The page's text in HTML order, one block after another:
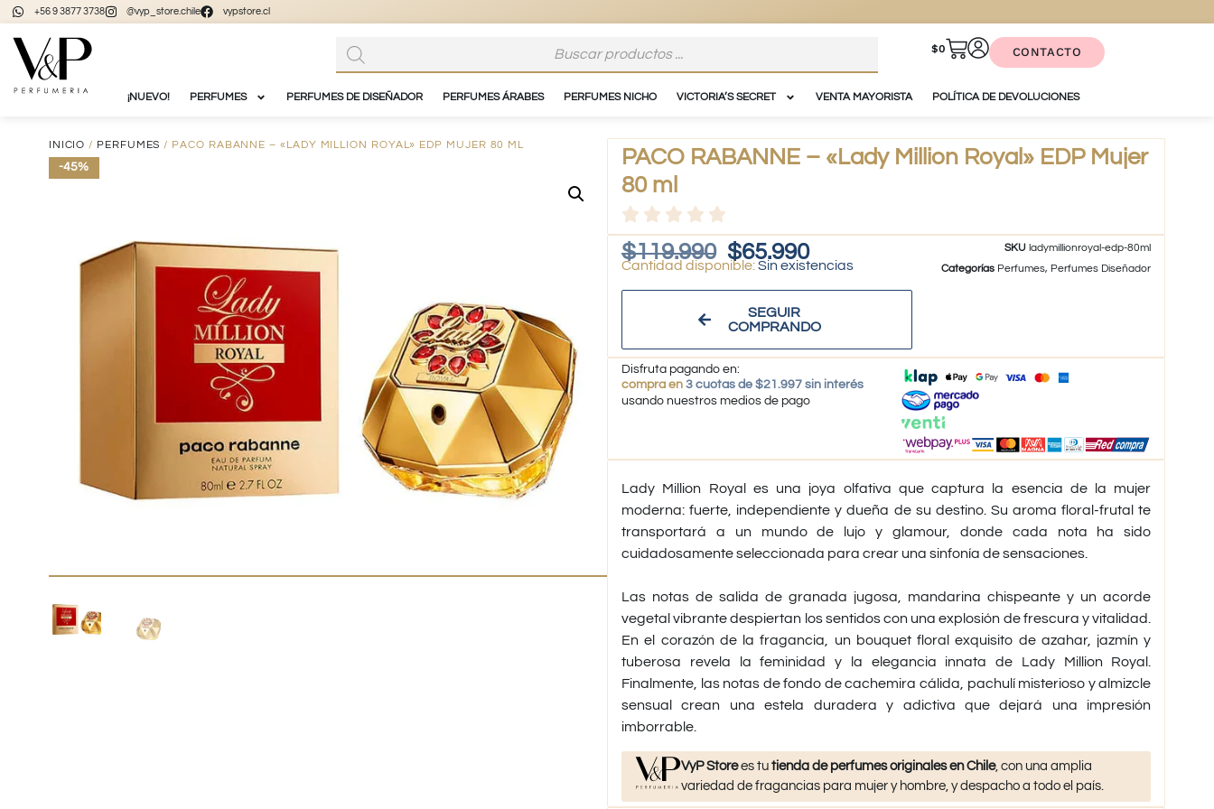
+56 9 3877 3738 @vyp_store.chile vypstore.cl
$0 CONTACTO
¡NUEVO! PERFUMES PERFUMES DE DISEÑADOR PERFUMES ÁRABES PERFUMES NICHO VICTORIA’S SECRET VENTA MAYORISTA POLÍTICA DE DEVOLUCIONES
INICIO / PERFUMES / PACO RABANNE – «LADY MILLION ROYAL» EDP MUJER 80 ML
-45%
PACO RABANNE – «Lady Million Royal» EDP Mujer
80 ml
$119.990 $65.990
Sin existencias
SEGUIR
COMPRANDO
SKU ladymillionroyal-edp-80ml
Categorías Perfumes, Perfumes Diseñador
Disfruta pagando en:
compra en 3 cuotas de $21.997 sin interés
usando nuestros medios de pago
Lady Million Royal es una joya olfativa que captura la esencia de la mujer
moderna: fuerte, independiente y dueña de su destino. Su aroma floral-frutal te
transportará a un mundo de lujo y glamour, donde cada nota ha sido
cuidadosamente seleccionada para crear una sinfonía de sensaciones.
Las notas de salida de granada jugosa, mandarina chispeante y un acorde
vegetal vibrante despiertan los sentidos con una explosión de frescura y vitalidad.
En el corazón de la fragancia, un bouquet floral exquisito de azahar, jazmín y
tuberosa revela la feminidad y la elegancia innata de Lady Million Royal.
Finalmente, las notas de fondo de cachemira cálida, pachulí misterioso y almizcle
sensual crean una estela duradera y adictiva que dejará una impresión
imborrable.
VyP Storees tutienda de perfumes originales en Chile, con una amplia
variedad de fragancias para mujer y hombre, y despacho a todo el país.